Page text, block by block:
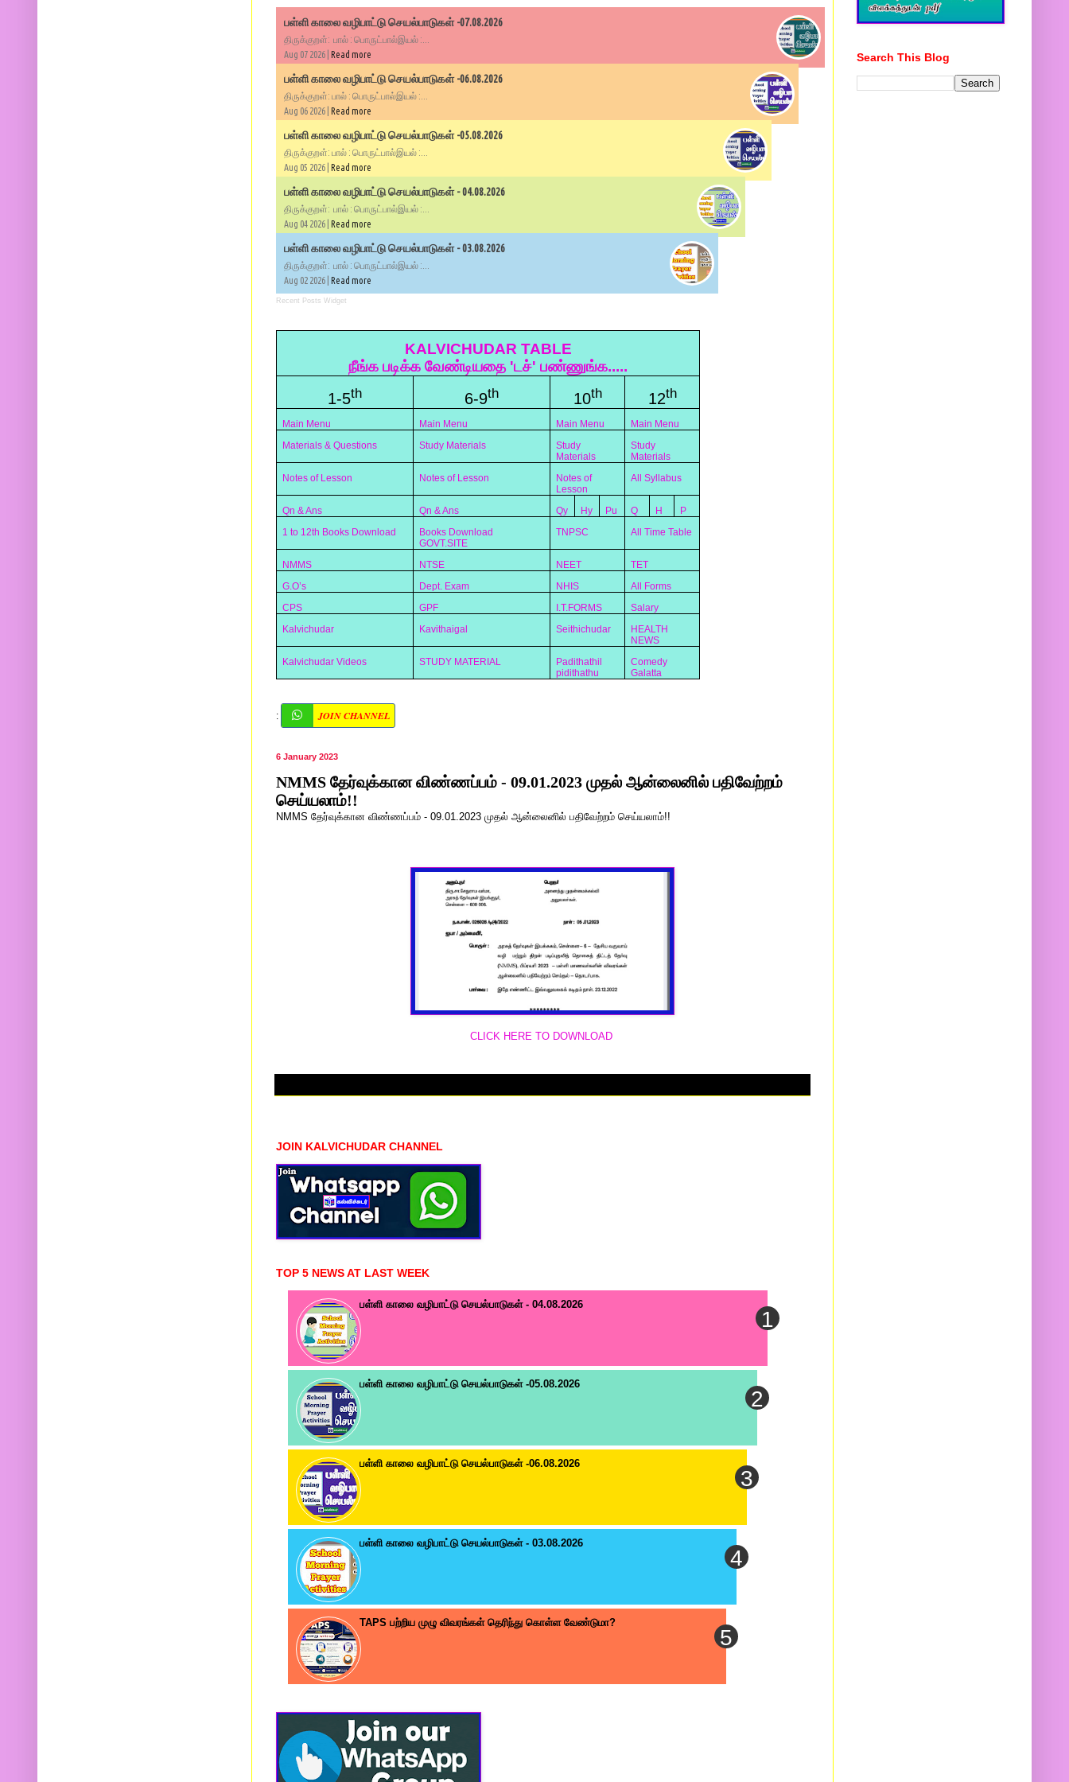
பள்ளி காலை வழிபாட்டு செயல்பாடுகள் -07.08.2026
திருக்குறள்: பால் : பொருட்பால்இயல் :...
Aug 07 2026 | Read more
பள்ளி காலை வழிபாட்டு செயல்பாடுகள் -06.08.2026
திருக்குறள்: பால் : பொருட்பால்இயல் :...
Aug 06 2026 | Read more
பள்ளி காலை வழிபாட்டு செயல்பாடுகள் -05.08.2026
திருக்குறள்: பால் : பொருட்பால்இயல் :...
Aug 05 2026 | Read more
பள்ளி காலை வழிபாட்டு செயல்பாடுகள் - 04.08.2026
திருக்குறள்: பால் : பொருட்பால்இயல் :...
Aug 04 2026 | Read more
பள்ளி காலை வழிபாட்டு செயல்பாடுகள் - 03.08.2026
திருக்குறள்: பால் : பொருட்பால்இயல் :...
Aug 02 2026 | Read more
Recent Posts Widget
KALVICHUDAR TABLE
நீங்க படிக்க வேண்டியதை 'டச்' பண்ணுங்க.....
1-5th 6-9th 10th 12th
Main Menu Main Menu Main Menu
Main Menu
Materials & Questions
Study Materials
Study
Materials
Study
Materials
Notes of Lesson
Notes of Lesson
Notes of
Lesson
All Syllabus
Qn & Ans Qn & Ans Qy Hy Pu Q H
P
1 to 12th Books Download
Books Download
GOVT.SITE
TNPSC All Time Table
NMMS NTSE NEET
TET
G.O’s
Dept. Exam NHIS
All Forms
CPS
GPF I.T.FORMS
Salary
Kalvichudar
Kavithaigal Seithichudar
HEALTH
NEWS
Kalvichudar Videos
STUDY MATERIAL
Padithathil
pidithathu
Comedy
Galatta
: JOIN CHANNEL
6 January 2023
NMMS தேர்வுக்கான விண்ணப்பம் - 09.01.2023 முதல் ஆன்லைனில் பதிவேற்றம்
செய்யலாம்!!
NMMS தேர்வுக்கான விண்ணப்பம் - 09.01.2023 முதல் ஆன்லைனில் பதிவேற்றம் செய்யலாம்!!
CLICK HERE TO DOWNLOAD
JOIN KALVICHUDAR CHANNEL
TOP 5 NEWS AT LAST WEEK
பள்ளி காலை வழிபாட்டு செயல்பாடுகள் - 04.08.2026
பள்ளி காலை வழிபாட்டு செயல்பாடுகள் -05.08.2026
பள்ளி காலை வழிபாட்டு செயல்பாடுகள் -06.08.2026
பள்ளி காலை வழிபாட்டு செயல்பாடுகள் - 03.08.2026
TAPS பற்றிய முழு விவரங்கள் தெரிந்து கொள்ள வேண்டுமா?
Search This Blog